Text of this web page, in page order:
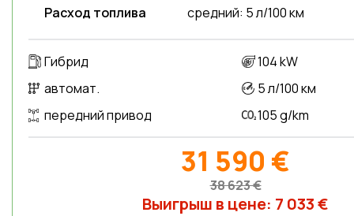
Расход топлива
средний: 5 л/100 км
Гибрид
автомат.
передний привод
104 kW
5 л/100 км
105 g/km
31 590 €
38 623 €
Выигрыш в цене: 7 033 €